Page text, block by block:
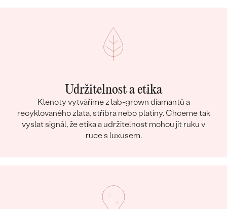
Udržitelnost a etika
Klenoty vytváříme z lab-grown diamantů a
recyklovaného zlata, stříbra nebo platiny. Chceme tak
vyslat signál, že etika a udržitelnost mohou jít ruku v
ruce s luxusem.